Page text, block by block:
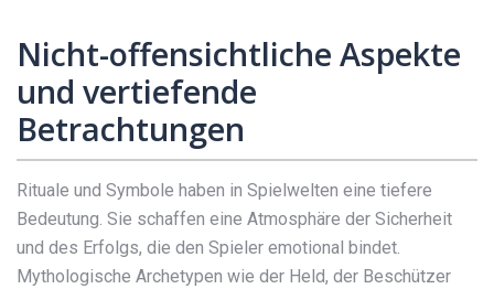
Nicht-offensichtliche Aspekte
und vertiefende
Betrachtungen
Rituale und Symbole haben in Spielwelten eine tiefere
Bedeutung. Sie schaffen eine Atmosphäre der Sicherheit
und des Erfolgs, die den Spieler emotional bindet.
Mythologische Archetypen wie der Held, der Beschützer